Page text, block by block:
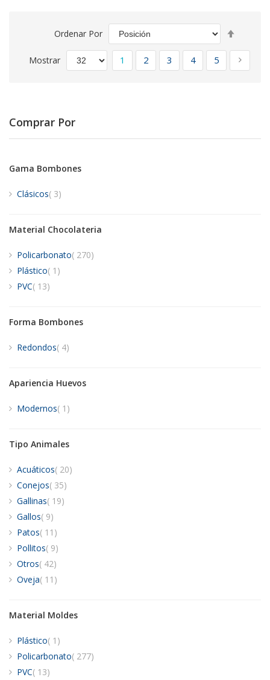
Ordenar Por
Mostrar
Página
Actualmente estás leyendo
1 Página
2 Página
3 Página
4 Página
5
Comprar Por
Gama Bombones
Clásicos 3artículos
Material Chocolateria
Policarbonato 270artículos
Plástico 1 artículo
PVC 13artículos
Forma Bombones
Redondos 4artículos
Apariencia Huevos
Modernos 1 artículo
Tipo Animales
Acuáticos 20artículos
Conejos 35artículos
Gallinas 19artículos
Gallos 9artículos
Patos 11 artículos
Pollitos 9artículos
Otros 42artículos
Oveja 11 artículos
Material Moldes
Plástico 1 artículo
Policarbonato 277artículos
PVC 13artículos